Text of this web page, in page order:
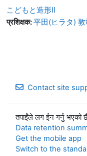
こどもと造形Ⅱ
प्रशिक्षक:平田(ヒラタ)
Contact site
तपाईंले लग ईन गर्नु भएको
Data retention
Get the mobile app
Switch to the